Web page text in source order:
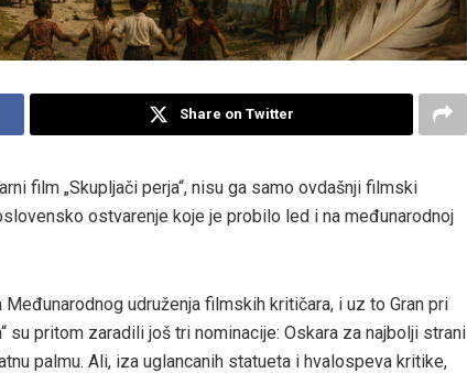
Share on Twitter
film „Skupljači perja“, nisu ga samo ovdašnji filmski
ostvarenje koje je probilo led i na međunarodnoj
udruženja filmskih kritičara, i uz to Gran pri
su pritom zaradili još tri nominacije: Oskara za najbolji strani
palmu. Ali, iza uglancanih statueta i hvalospeva kritike,